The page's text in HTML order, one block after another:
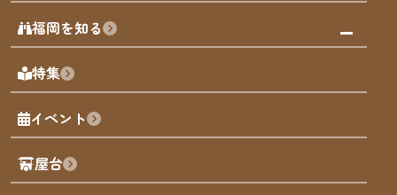
みんなの旅行記
天神エリア
博多旧市街
福岡城
歴史・文化
福岡を知る
福岡の見どころ
福岡の魅力
観光カレンダー
観光PR動画
まち歩き
特集
イベント
屋台